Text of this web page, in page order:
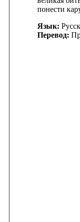
понести
Язык:
Перевод: